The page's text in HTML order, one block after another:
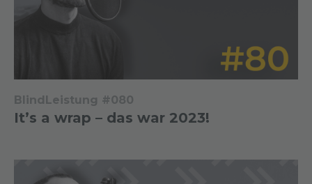
BlindLeistung #080
It’s a wrap – das war 2023!